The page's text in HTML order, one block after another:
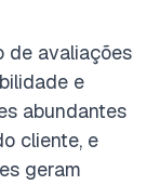
de avaliações
e
abundantes
cliente, e
geram